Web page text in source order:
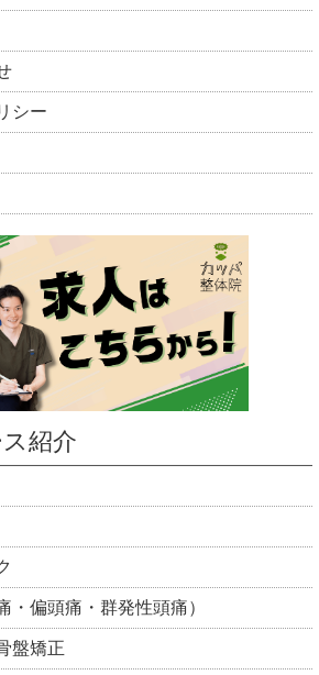
シー
紹介
・偏頭痛・群発性頭痛）
盤矯正